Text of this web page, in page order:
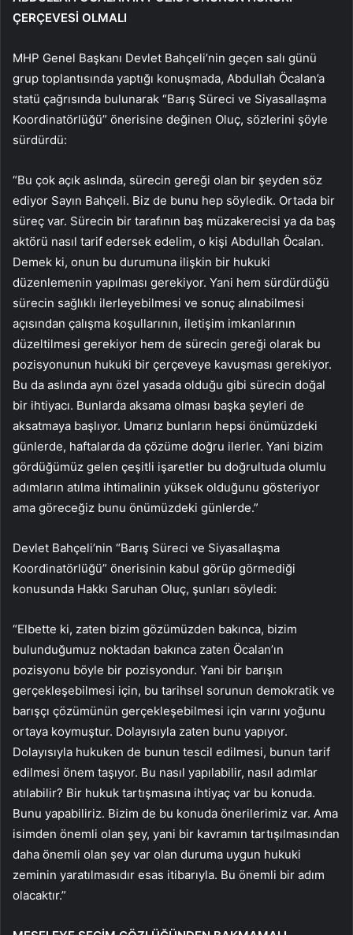
ÇERÇEVESİ OLMALI
MHP Genel Başkanı Devlet Bahçeli’nin geçen salı günü
grup toplantısında yaptığı konuşmada, Abdullah Öcalan’a
statü çağrısında bulunarak “Barış Süreci ve Siyasallaşma
Koordinatörlüğü” önerisine değinen Oluç, sözlerini şöyle
sürdürdü:
“Bu çok açık aslında, sürecin gereği olan bir şeyden söz
ediyor Sayın Bahçeli. Biz de bunu hep söyledik. Ortada bir
süreç var. Sürecin bir tarafının baş müzakerecisi ya da baş
aktörü nasıl tarif edersek edelim, o kişi Abdullah Öcalan.
Demek ki, onun bu durumuna ilişkin bir hukuki
düzenlemenin yapılması gerekiyor. Yani hem sürdürdüğü
sürecin sağlıklı ilerleyebilmesi ve sonuç alınabilmesi
açısından çalışma koşullarının, iletişim imkanlarının
düzeltilmesi gerekiyor hem de sürecin gereği olarak bu
pozisyonunun hukuki bir çerçeveye kavuşması gerekiyor.
Bu da aslında aynı özel yasada olduğu gibi sürecin doğal
bir ihtiyacı. Bunlarda aksama olması başka şeyleri de
aksatmaya başlıyor. Umarız bunların hepsi önümüzdeki
günlerde, haftalarda da çözüme doğru ilerler. Yani bizim
gördüğümüz gelen çeşitli işaretler bu doğrultuda olumlu
adımların atılma ihtimalinin yüksek olduğunu gösteriyor
ama göreceğiz bunu önümüzdeki günlerde.”
Devlet Bahçeli’nin “Barış Süreci ve Siyasallaşma
Koordinatörlüğü” önerisinin kabul görüp görmediği
konusunda Hakkı Saruhan Oluç, şunları söyledi:
“Elbette ki, zaten bizim gözümüzden bakınca, bizim
bulunduğumuz noktadan bakınca zaten Öcalan’ın
pozisyonu böyle bir pozisyondur. Yani bir barışın
gerçekleşebilmesi için, bu tarihsel sorunun demokratik ve
barışçı çözümünün gerçekleşebilmesi için varını yoğunu
ortaya koymuştur. Dolayısıyla zaten bunu yapıyor.
Dolayısıyla hukuken de bunun tescil edilmesi, bunun tarif
edilmesi önem taşıyor. Bu nasıl yapılabilir, nasıl adımlar
atılabilir? Bir hukuk tartışmasına ihtiyaç var bu konuda.
Bunu yapabiliriz. Bizim de bu konuda önerilerimiz var. Ama
isimden önemli olan şey, yani bir kavramın tartışılmasından
daha önemli olan şey var olan duruma uygun hukuki
zeminin yaratılmasıdır esas itibarıyla. Bu önemli bir adım
olacaktır.”